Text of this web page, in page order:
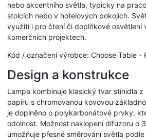
nebo akcentního světla, typicky na
stolcích nebo v hotelových pokojích.
využití i pro čtení či doplňkové osvětlení
komerčních projektech.
Kód / označení výrobce: Choose Table -
Design a konstrukce
Lampa kombinuje klasický tvar stínidla z
papíru s chromovanou kovovou
je doplněno o polykarbonátové prvky,
odolnost. Možnost naklopení difuzoru o
umožňuje přesné směrování světla